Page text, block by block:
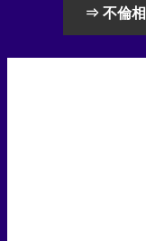
⇒ 不倫